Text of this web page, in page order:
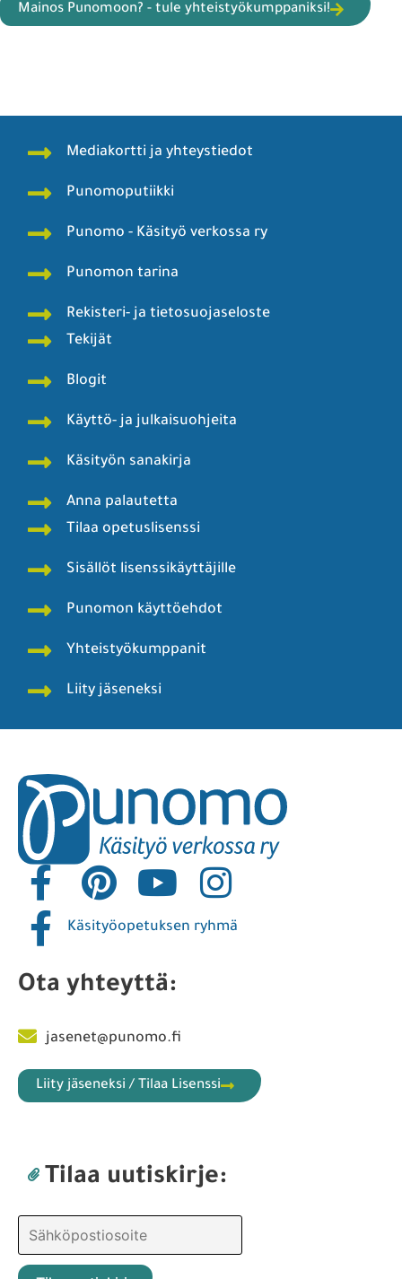
Mainos Punomoon? - tule yhteistyökumppaniksi!
Mediakortti ja yhteystiedot
Punomoputiikki
Punomo - Käsityö verkossa ry
Punomon tarina
Rekisteri- ja tietosuojaseloste
Tekijät
Blogit
Käyttö- ja julkaisuohjeita
Käsityön sanakirja
Anna palautetta
Tilaa opetuslisenssi
Sisällöt lisenssikäyttäjille
Punomon käyttöehdot
Yhteistyökumppanit
Liity jäseneksi
Käsityöopetuksen ryhmä
Ota yhteyttä:
jasenet@punomo.fi
Liity jäseneksi / Tilaa Lisenssi
Tilaa uutiskirje: